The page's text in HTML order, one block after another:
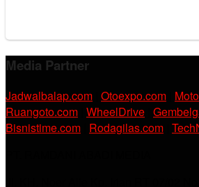
Media Partner
Jadwalbalap.com Otoexpo.com
Ruangoto.com WheelDrive
Bisnistime.com Rodagilas.com